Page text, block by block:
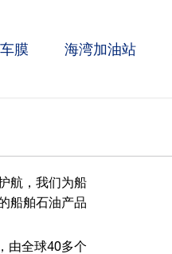
海湾加油站
膜
航，我们为船
舶石油产品。.
由全球40多个